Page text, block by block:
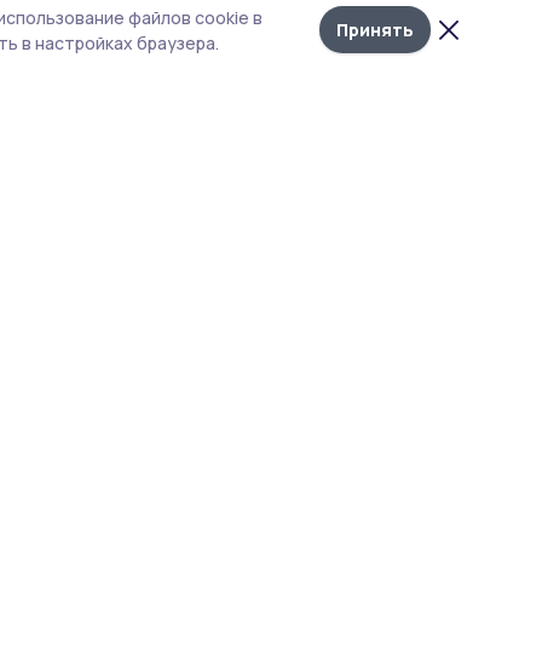
Лента
новостей
файлов cookie в
в настройках браузера.
Принять